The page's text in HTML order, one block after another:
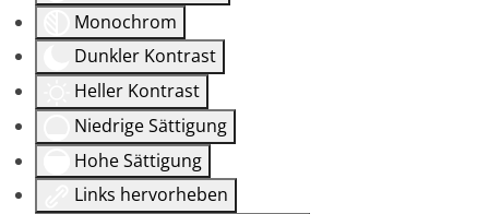
Monochrom
Dunkler Kontrast
Heller Kontrast
Niedrige Sättigung
Hohe Sättigung
Links hervorheben